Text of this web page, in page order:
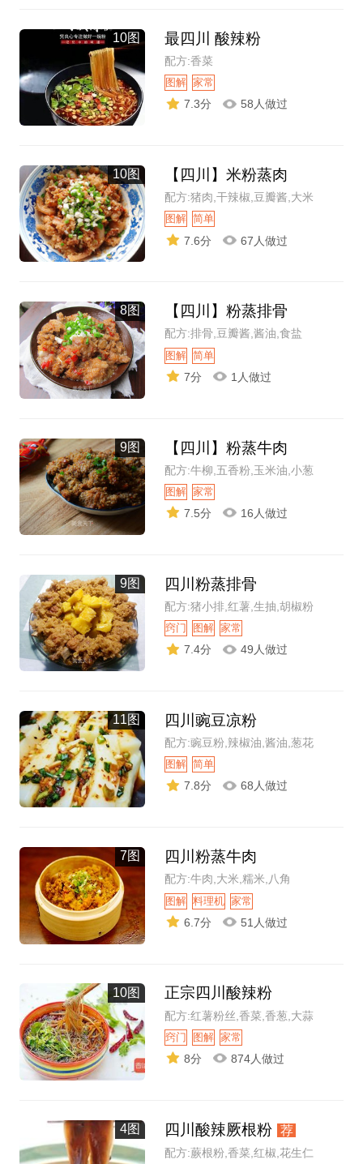
10图 最四川 酸辣粉
配方:香菜
图解 家常
7.3分 58人做过
10图 【四川】米粉蒸肉
配方:猪肉,干辣椒,豆瓣酱,大米
图解 简单
7.6分 67人做过
8图 【四川】粉蒸排骨
配方:排骨,豆瓣酱,酱油,食盐
图解 简单
7分 1人做过
9图 【四川】粉蒸牛肉
配方:牛柳,五香粉,玉米油,小葱
图解 家常
7.5分 16人做过
9图 四川粉蒸排骨
配方:猪小排,红薯,生抽,胡椒粉
窍门 图解 家常
7.4分 49人做过
11图 四川豌豆凉粉
配方:豌豆粉,辣椒油,酱油,葱花
图解 简单
7.8分 68人做过
7图 四川粉蒸牛肉
配方:牛肉,大米,糯米,八角
图解 料理机 家常
6.7分 51人做过
10图 正宗四川酸辣粉
配方:红薯粉丝,香菜,香葱,大蒜
窍门 图解 家常
8分 874人做过
4图 四川酸辣厥根粉 荐
配方:蕨根粉,香菜,红椒,花生仁